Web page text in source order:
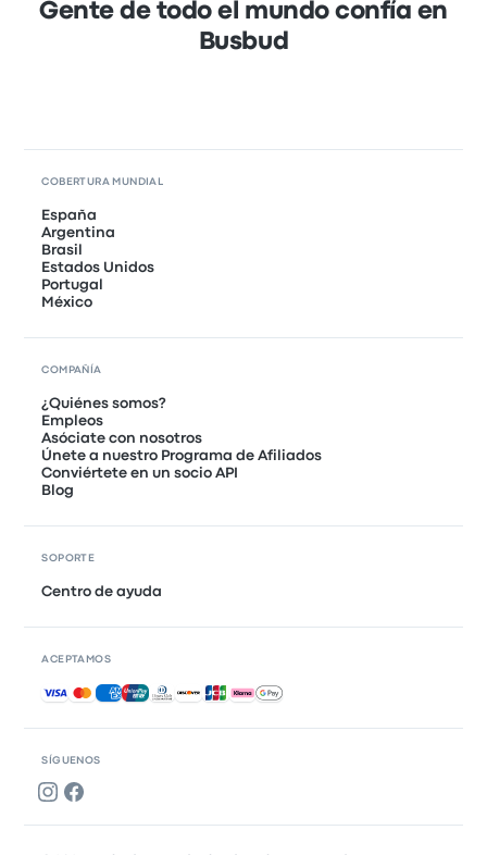
Gente de todo el mundo confía en
Busbud
SÍGUENOS
COBERTURA MUNDIAL
España
Argentina
Brasil
Estados Unidos
Portugal
México
COMPAÑÍA
¿Quiénes somos?
Empleos
Asóciate con nosotros
Únete a nuestro Programa de Afiliados
Conviértete en un socio API
Blog
SOPORTE
Centro de ayuda
ACEPTAMOS
Pagos aceptados